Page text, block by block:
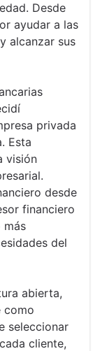
Desde
ayudar a las
alcanzar sus
privada
Esta
visión
desde
financiero
más
del
abierta,
como
seleccionar
cliente,